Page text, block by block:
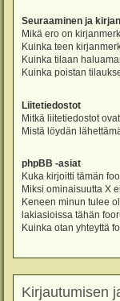
Seuraaminen ja
Mikä ero on
Kuinka teen
Kuinka tilaan
Kuinka poistan
Liitetiedostot
Mitkä liitetiedostot
Mistä löydän
phpBB -asiat
Kuka kirjoitti tämän
Miksi ominaisuutta X
Keneen minun tulee
lakiasioissa tähän
Kuinka otan yhteyttä
Kirjautumisen